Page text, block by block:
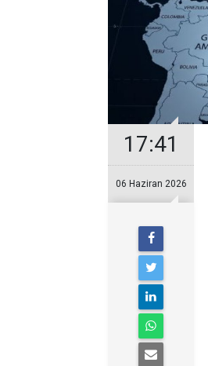
17:41
06 Haziran 2026